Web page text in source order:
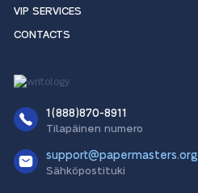
VIP SERVICES
CONTACTS
1(888)870-8911
Tilapäinen numero
support@papermasters.org
Sähköpostituki